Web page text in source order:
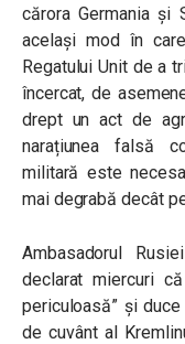
cărora Germania și
același mod în
Regatului Unit de a
încercat, de
drept un act de
narațiunea falsă
militară este
mai degrabă decât
Ambasadorul
declarat miercuri
periculoasă” și
de cuvânt al